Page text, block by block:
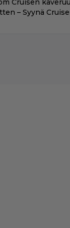
Cruisen
– Syynä